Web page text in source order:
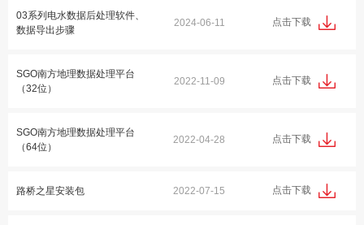
03系列电水数据后处理软件、
数据导出步骤
2024-06-11 点击下载
SGO南方地理数据处理平台
（32位）
2022-11-09 点击下载
SGO南方地理数据处理平台
（64位）
2022-04-28 点击下载
路桥之星安装包 2022-07-15 点击下载